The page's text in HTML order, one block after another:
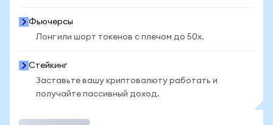
Фьючерсы
Лонг или шорт токенов с плечом до 50x.
Стейкинг
Заставьте вашу криптовалюту работать и
получайте пассивный доход.